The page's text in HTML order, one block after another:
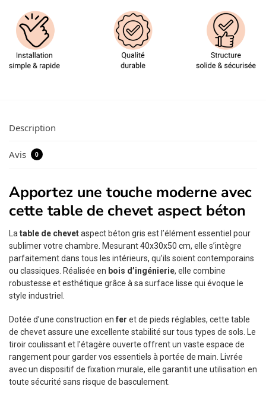
Description
Avis 0
Apportez une touche moderne avec
cette table de chevet aspect béton
La table de chevetaspect béton gris est l’élément essentiel pour
sublimer votre chambre. Mesurant 40x30x50 cm, elle s’intègre
parfaitement dans tous les intérieurs, qu’ils soient contemporains
ou classiques. Réalisée en bois d’ingénierie, elle combine
robustesse et esthétique grâce à sa surface lisse qui évoque le
style industriel.
Dotée d’une construction en fer et de pieds réglables, cette table
de chevet assure une excellente stabilité sur tous types de sols. Le
tiroir coulissant et l’étagère ouverte offrent un vaste espace de
rangement pour garder vos essentiels à portée de main. Livrée
avec un dispositif de fixation murale, elle garantit une utilisation en
toute sécurité sans risque de basculement.